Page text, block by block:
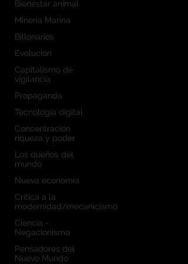
Bienestar animal
Minería Marina
Billonarios
Evolución
Capitalismo de
vigilancia
Propaganda
Tecnología digital
Concentración
riqueza y poder
Los dueños del
mundo
Nueva economía
Crítica a la
modernidad/mecanicismo
Ciencia -
Negacionismo
Pensadores del
Nuevo Mundo